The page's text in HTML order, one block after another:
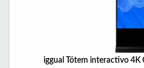
iggual Tótem interactivo